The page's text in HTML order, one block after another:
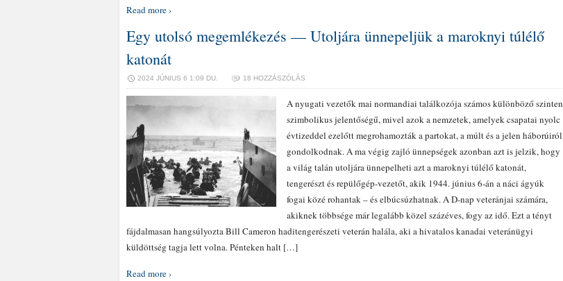
Read more ›
Egy utolsó megemlékezés — Utoljára ünnepeljük a maroknyi túlélő
katonát
2024 JÚNIUS 6 1:09 DU. 18 HOZZÁSZÓLÁS
A nyugati vezetők mai normandiai találkozója számos különböző szinten
szimbolikus jelentőségű, mivel azok a nemzetek, amelyek csapatai nyolc
évtizeddel ezelőtt megrohamozták a partokat, a múlt és a jelen háborúiról
gondolkodnak. A ma végig zajló ünnepségek azonban azt is jelzik, hogy
a világ talán utoljára ünnepelheti azt a maroknyi túlélő katonát,
tengerészt és repülőgép-vezetőt, akik 1944. június 6-án a náci ágyúk
fogai közé rohantak – és elbúcsúzhatnak. A D-nap veteránjai számára,
akiknek többsége már legalább közel százéves, fogy az idő. Ezt a tényt
fájdalmasan hangsúlyozta Bill Cameron haditengerészeti veterán halála, aki a hivatalos kanadai veteránügyi
küldöttség tagja lett volna. Pénteken halt […]
Read more ›